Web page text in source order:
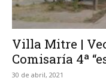
Villa Mitre |
Comisaría 4ª
30 de abril, 2021